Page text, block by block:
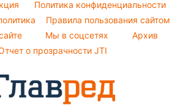
Политика конфиденциальности
Правила пользования сайтом
Мы в соцсетях
Архив
о прозрачности JTI